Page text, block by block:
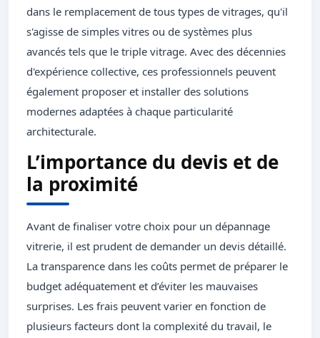
dans le remplacement de tous types de vitrages, qu'il
s'agisse de simples vitres ou de systèmes plus
avancés tels que le triple vitrage. Avec des décennies
d'expérience collective, ces professionnels peuvent
également proposer et installer des solutions
modernes adaptées à chaque particularité
architecturale.
L’importance du devis et de
la proximité
Avant de finaliser votre choix pour un dépannage
vitrerie, il est prudent de demander un devis détaillé.
La transparence dans les coûts permet de préparer le
budget adéquatement et d’éviter les mauvaises
surprises. Les frais peuvent varier en fonction de
plusieurs facteurs dont la complexité du travail, le